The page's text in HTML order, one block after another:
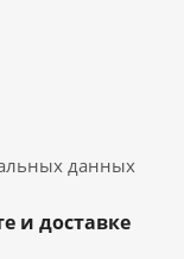
данных
и доставке